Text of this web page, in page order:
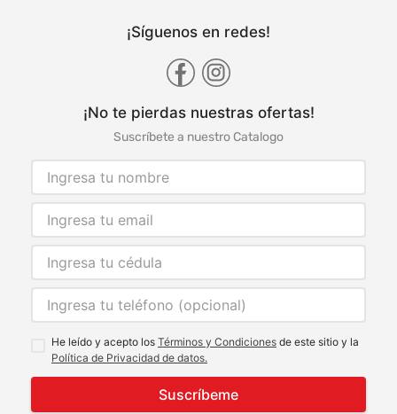
¡Síguenos en redes!
¡No te pierdas nuestras ofertas!
Suscríbete a nuestro Catalogo
He leído y acepto los Términos y Condiciones de este sitio y la
Política de Privacidad de datos.
Suscríbeme